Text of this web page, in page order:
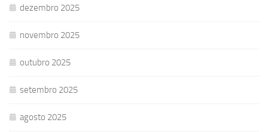
dezembro 2025
novembro 2025
outubro 2025
setembro 2025
agosto 2025